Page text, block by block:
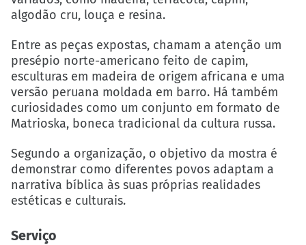
algodão cru, louça e resina.
Entre as peças expostas, chamam a atenção um
presépio norte-americano feito de capim,
esculturas em madeira de origem africana e uma
versão peruana moldada em barro. Há também
curiosidades como um conjunto em formato de
Matrioska, boneca tradicional da cultura russa.
Segundo a organização, o objetivo da mostra é
demonstrar como diferentes povos adaptam a
narrativa bíblica às suas próprias realidades
estéticas e culturais.
Serviço